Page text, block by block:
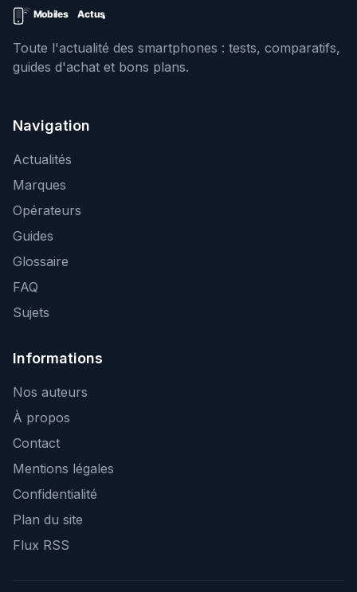
Toute l'actualité des smartphones : tests, comparatifs,
guides d'achat et bons plans.
Navigation
Actualités
Marques
Opérateurs
Guides
Glossaire
FAQ
Sujets
Informations
Nos auteurs
À propos
Contact
Mentions légales
Confidentialité
Plan du site
Flux RSS